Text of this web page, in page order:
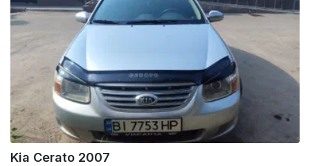
Kia Cerato 2007